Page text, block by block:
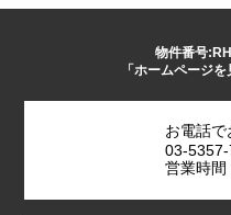
物件番号
「ホームページ
お電話
03-
営業時